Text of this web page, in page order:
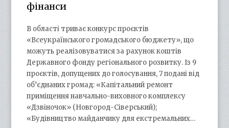
фінанси
В області триває конкурс проєктів
«Всеукраїнського громадського бюджету», що
можуть реалізовуватися за рахунок коштів
Державного фонду регіонального розвитку. Із 9
проєктів, допущених до голосування, 7 подані від
об’єднаних громад: «Капітальний ремонт
приміщення навчально-виховного комплексу
«Дзвіночок» (Новгород-Сіверський);
«Будівництво майданчику для екстремальних…